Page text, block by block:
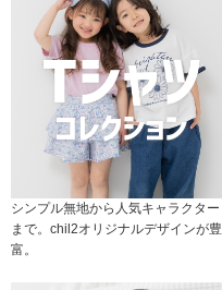
シンプル無地から人気キャラクター
まで。chil2オリジナルデザインが豊
富。